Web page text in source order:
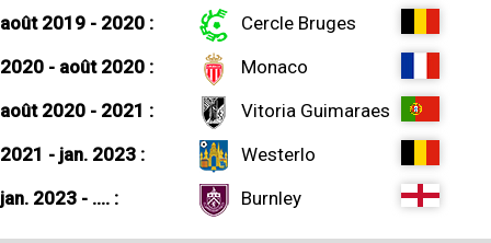
août 2019 - 2020 :
Cercle Bruges
2020 - août 2020 :
Monaco
août 2020 - 2021 :
Vitoria Guimaraes
2021 - jan. 2023 :
Westerlo
jan. 2023 - .... :
Burnley